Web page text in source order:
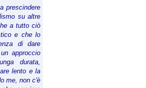
prescindere
su altre
a tutto ciò
e che lo
di dare
approccio
durata,
lento e la
me, non c'è